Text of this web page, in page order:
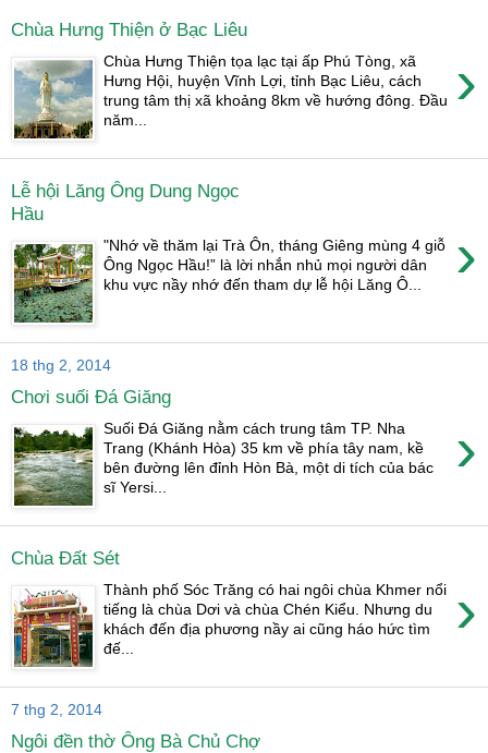
Chùa Hưng Thiện ở Bạc Liêu
›
Chùa Hưng Thiện tọa lạc tại ấp Phú Tòng, xã
Hưng Hội, huyện Vĩnh Lợi, tỉnh Bạc Liêu, cách
trung tâm thị xã khoảng 8km về hướng đông. Đầu
năm...
Lễ hội Lăng Ông Dung Ngọc
Hầu
›
"Nhớ về thăm lại Trà Ôn, tháng Giêng mùng 4 giỗ
Ông Ngọc Hầu!” là lời nhắn nhủ mọi người dân
khu vực nầy nhớ đến tham dự lễ hội Lăng Ô...
18 thg 2, 2014
Chơi suối Đá Giăng
›
Suối Đá Giăng nằm cách trung tâm TP. Nha
Trang (Khánh Hòa) 35 km về phía tây nam, kề
bên đường lên đỉnh Hòn Bà, một di tích của bác
sĩ Yersi...
Chùa Đất Sét
›
Thành phố Sóc Trăng có hai ngôi chùa Khmer nổi
tiếng là chùa Dơi và chùa Chén Kiểu. Nhưng du
khách đến địa phương nầy ai cũng háo hức tìm
đế...
7 thg 2, 2014
Ngôi đền thờ Ông Bà Chủ Chợ